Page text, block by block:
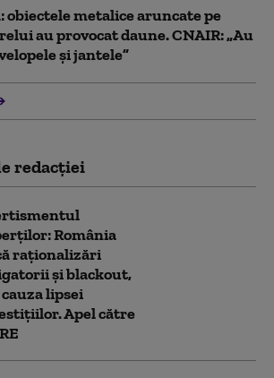
obiectele metalice aruncate pe
au provocat daune. CNAIR: „Au
și jantele”
redacţiei
România
raționalizări
și blackout,
lipsei
Apel către